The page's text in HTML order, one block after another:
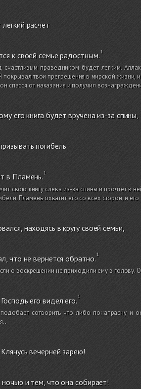
расчет
к своей семье радостным.
счастливым праведником будет легким.
покрывал твои прегрешения в мирской жизни,
спасся от наказания и получил
его книга будет вручена из-за спины,
погибель
в Пламень.
свою книгу слева из-за спины и прочтет в
Пламень охватит его со всех сторон, и
находясь в кругу своей семьи,
что не вернется обратно.
о воскрешении не приходили ему в голову.
его видел его.
сотворить что-либо понапрасну и
.
вечерней зарею!
ночью и тем, что она собирает!